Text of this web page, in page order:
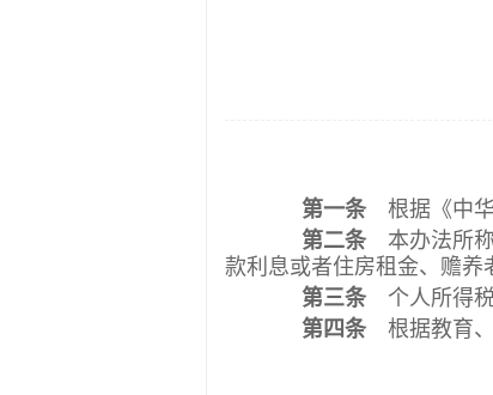
第一条 根据《中华
第二条 本办法所
款利息或者住房租金、赡养
第三条 个人所得税
第四条 根据教育、